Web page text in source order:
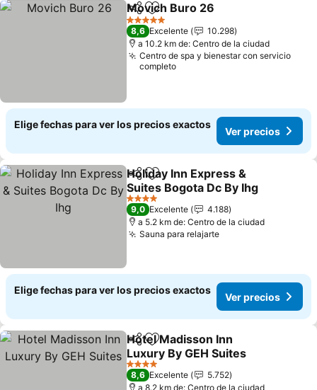
CompartirAgregar a favoritos
Movich Buro 26
5 Estrellas
8,6 Excelente
10.298
a 10.2 km de: Centro de la ciudad
Centro de spa y bienestar con servicio
completo
Elige fechas para ver los precios exactos
Ver precios
CompartirAgregar a favoritos
Holiday Inn Express &
Suites Bogota Dc By Ihg
Ver precios
4 Estrellas
9,0 Excelente
4.188
a 5.2 km de: Centro de la ciudad
Sauna para relajarteVer precios
Elige fechas para ver los precios exactos
Ver precios
CompartirAgregar a favoritos
Hotel Madisson Inn
Luxury By GEH Suites
Ver precios
4 Estrellas
8,6 Excelente
5.752
a 8.2 km de: Centro de la ciudad